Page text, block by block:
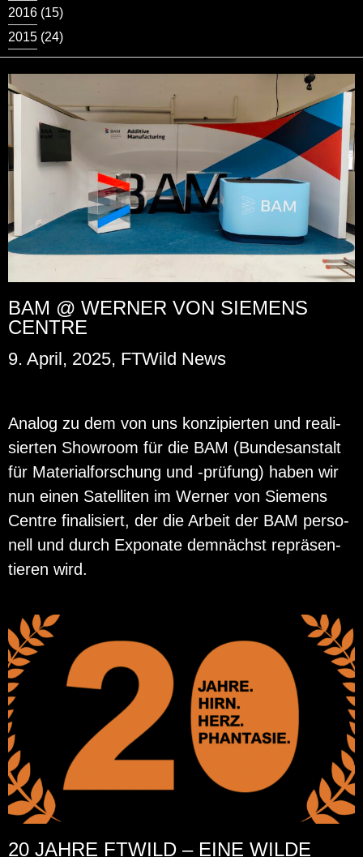
2016 (15)
2015 (24)
BAM @ WERNER VON SIEMENS
CENTRE
9. April, 2025, FTWild News
Ana­log zu dem von uns kon­zi­pier­ten und rea­li­
sier­ten Show­room für die BAM (Bun­des­an­stalt
für Ma­te­ri­al­for­schung und -prü­fung) haben wir
nun einen Sa­tel­li­ten im Wer­ner von Sie­mens
Cent­re fi­na­li­siert, der die Ar­beit der BAM per­so­
nell und durch Ex­po­na­te dem­nächst re­prä­sen­
tie­ren wird.
20 JAHRE FTWILD – EINE WILDE